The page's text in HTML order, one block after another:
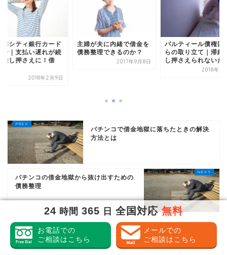
が夫に内緒で借金を
整理できるのか？
2017年9月8日
パルティール債権回収か
らの取り立て｜滞納で差
し押さえられないために
西日本シティ銀行カ
ローン｜支払い遅れ
くと差し押さえに！
方法とは
債務整理
24 時間 365 日 全国対応無料
お電話での
ご相談はこちら
メールでの
ご相談はこちら